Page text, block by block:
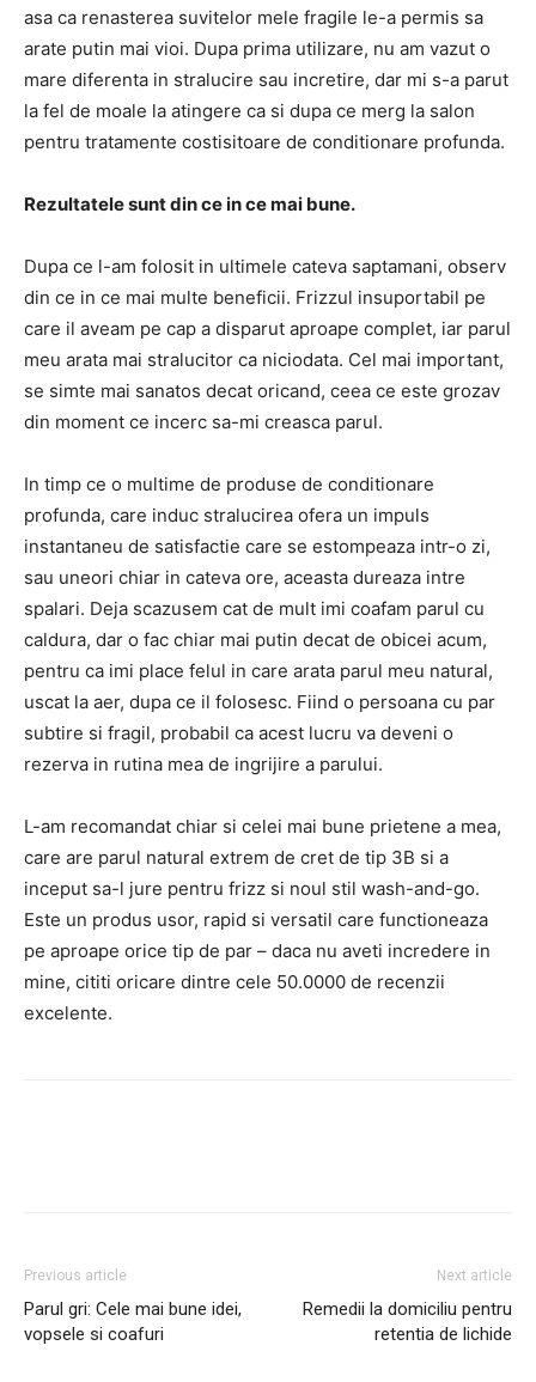
asa ca renasterea suvitelor mele fragile le-a permis sa
arate putin mai vioi. Dupa prima utilizare, nu am vazut o
mare diferenta in stralucire sau incretire, dar mi s-a parut
la fel de moale la atingere ca si dupa ce merg la salon
pentru tratamente costisitoare de conditionare profunda.
Rezultatele sunt din ce in ce mai bune.
Dupa ce l-am folosit in ultimele cateva saptamani, observ
din ce in ce mai multe beneficii. Frizzul insuportabil pe
care il aveam pe cap a disparut aproape complet, iar parul
meu arata mai stralucitor ca niciodata. Cel mai important,
se simte mai sanatos decat oricand, ceea ce este grozav
din moment ce incerc sa-mi creasca parul.
In timp ce o multime de produse de conditionare
profunda, care induc stralucirea ofera un impuls
instantaneu de satisfactie care se estompeaza intr-o zi,
sau uneori chiar in cateva ore, aceasta dureaza intre
spalari. Deja scazusem cat de mult imi coafam parul cu
caldura, dar o fac chiar mai putin decat de obicei acum,
pentru ca imi place felul in care arata parul meu natural,
uscat la aer, dupa ce il folosesc. Fiind o persoana cu par
subtire si fragil, probabil ca acest lucru va deveni o
rezerva in rutina mea de ingrijire a parului.
L-am recomandat chiar si celei mai bune prietene a mea,
care are parul natural extrem de cret de tip 3B si a
inceput sa-l jure pentru frizz si noul stil wash-and-go.
Este un produs usor, rapid si versatil care functioneaza
pe aproape orice tip de par – daca nu aveti incredere in
mine, cititi oricare dintre cele 50.0000 de recenzii
excelente.
Previous article
Parul gri: Cele mai bune idei,
vopsele si coafuri
Next article
Remedii la domiciliu pentru
retentia de lichide